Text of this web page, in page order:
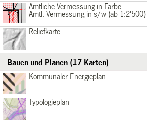
AVfarbig
BasiskartenAmtliche Vermessung in Farbe
Amtl. Vermessung in s/w (ab 1:2'500)
Reliefkarte
BasiskartenReliefkarte
Bauen und Planen (17 Karten)
KommunalerEnergieplan
Bauen und Planen
Kommunaler Energieplan
Typologieplan
Bauen und Planen
Typologieplan